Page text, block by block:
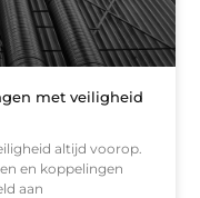
met veiligheid
altijd voorop.
en koppelingen
aan